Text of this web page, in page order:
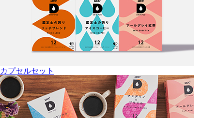
カプセルセット